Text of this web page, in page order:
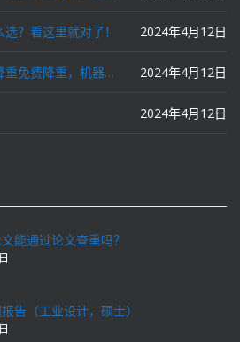
？看这里就对了！ 2024年4月12日
论文查重免费查重，论文降重免费降重，机器降重，人工降重，降低AIGC写作率，ai写论文，都要选论文狗和paperdog以及文思慧达！ 2024年4月12日
2024年4月12日
能通过论文查重吗？
告（工业设计，硕士）